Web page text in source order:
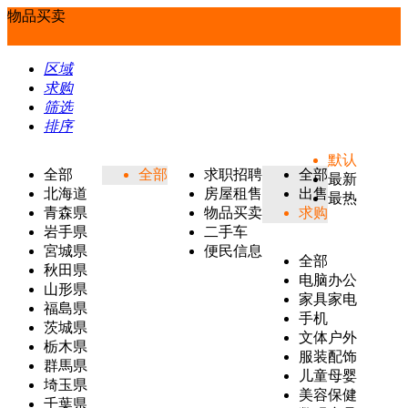
物品买卖
区域
求购
筛选
排序
全部
北海道
青森県
岩手県
宮城県
秋田県
山形県
福島県
茨城県
栃木県
群馬県
埼玉県
千葉県
全部
求职招聘
房屋租售
物品买卖
二手车
便民信息
全部
出售
求购
全部
电脑办公
家具家电
手机
文体户外
服装配饰
儿童母婴
美容保健
默认
最新
最热